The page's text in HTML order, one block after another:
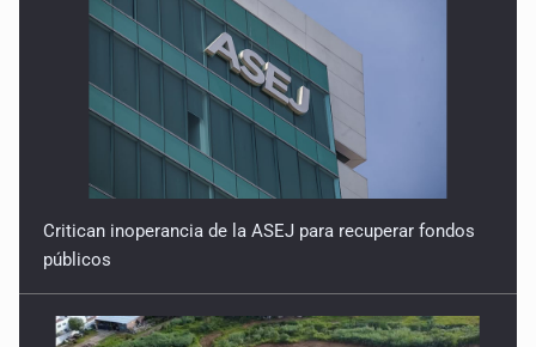
Critican inoperancia de la ASEJ para recuperar fondos
públicos